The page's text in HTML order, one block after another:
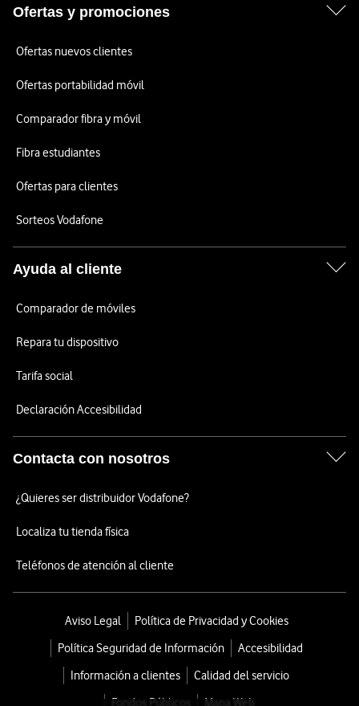
Ofertas y promociones
Ofertas nuevos clientes
Ofertas portabilidad móvil
Comparador fibra y móvil
Fibra estudiantes
Ofertas para clientes
Sorteos Vodafone
Ayuda al cliente
Comparador de móviles
Repara tu dispositivo
Tarifa social
Declaración Accesibilidad
Contacta con nosotros
¿Quieres ser distribuidor Vodafone?
Localiza tu tienda física
Teléfonos de atención al cliente
Aviso Legal
Política de Privacidad y Cookies
Política Seguridad de Información
Accesibilidad
Información a clientes
Calidad del servicio
Fondos Públicos
Mapa Web